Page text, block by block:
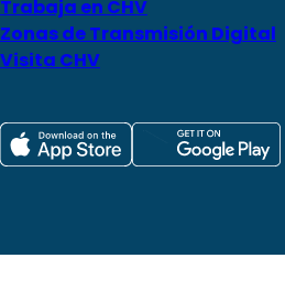
Trabaja en CHV
Zonas de Transmisión Digital
Visita CHV